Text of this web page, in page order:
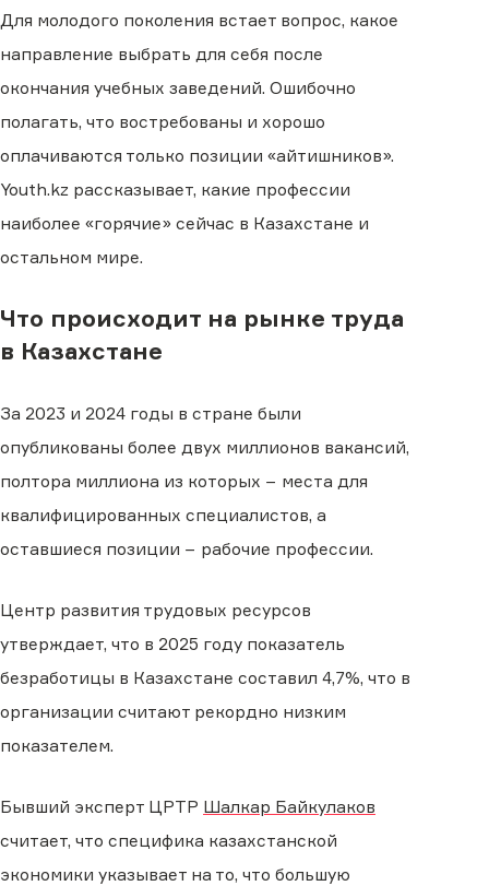
Для молодого поколения встает вопрос, какое
направление выбрать для себя после
окончания учебных заведений. Ошибочно
полагать, что востребованы и хорошо
оплачиваются только позиции «айтишников».
Youth.kz рассказывает, какие профессии
наиболее «горячие» сейчас в Казахстане и
остальном мире.
Что происходит на рынке труда
в Казахстане
За 2023 и 2024 годы в стране были
опубликованы более двух миллионов вакансий,
полтора миллиона из которых − места для
квалифицированных специалистов, а
оставшиеся позиции − рабочие профессии.
Центр развития трудовых ресурсов
утверждает, что в 2025 году показатель
безработицы в Казахстане составил 4,7%, что в
организации считают рекордно низким
показателем.
Бывший эксперт ЦРТР Шалкар Байкулаков
считает, что специфика казахстанской
экономики указывает на то, что большую